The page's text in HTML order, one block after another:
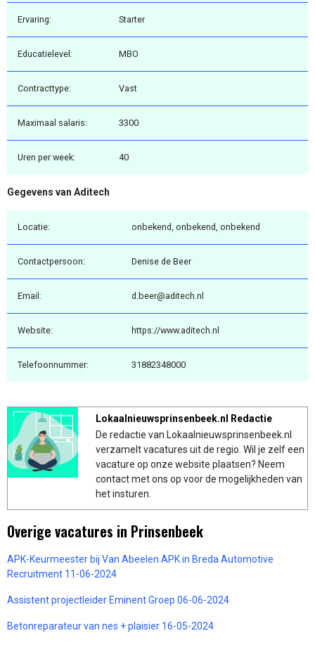
Ervaring: Starter
Educatielevel: MBO
Contracttype: Vast
Maximaal salaris: 3300
Uren per week: 40
Gegevens van Aditech
Locatie: onbekend, onbekend, onbekend
Contactpersoon: Denise de Beer
Email: d.beer@aditech.nl
Website: https://www.aditech.nl
Telefoonnummer: 31882348000
Lokaalnieuwsprinsenbeek.nl Redactie
De redactie van Lokaalnieuwsprinsenbeek.nl
verzamelt vacatures uit de regio. Wil je zelf een
vacature op onze website plaatsen? Neem
contact met ons op voor de mogelijkheden van
het insturen.
Overige vacatures in Prinsenbeek
APK-Keurmeester bij Van Abeelen APK in Breda Automotive
Recruitment 11-06-2024
Assistent projectleider Eminent Groep 06-06-2024
Betonreparateur van nes + plaisier 16-05-2024